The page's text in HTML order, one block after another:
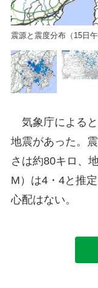
震源と震度分布（15日
気象庁による
地震があった。
さは約80キロ、
M）は4・4と推
心配はない。